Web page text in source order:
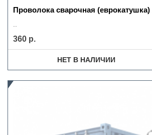
Проволока сварочная (еврокатушка)
360 р.
НЕТ В НАЛИЧИИ